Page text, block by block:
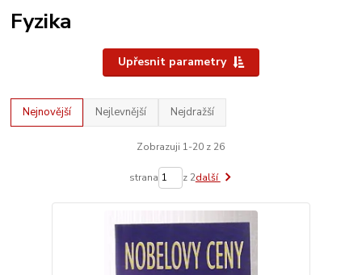
Fyzika
Upřesnit parametry
Nejnovější Nejlevnější Nejdražší
Zobrazuji 1-20 z 26
strana z 2další